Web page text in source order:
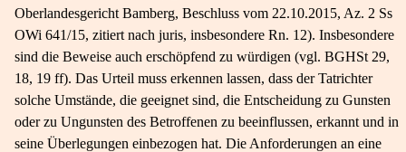
Oberlandesgericht Bamberg, Beschluss vom 22.10.2015, Az. 2 Ss
OWi 641/15, zitiert nach juris, insbesondere Rn. 12). Insbesondere
sind die Beweise auch erschöpfend zu würdigen (vgl. BGHSt 29,
18, 19 ff). Das Urteil muss erkennen lassen, dass der Tatrichter
solche Umstände, die geeignet sind, die Entscheidung zu Gunsten
oder zu Ungunsten des Betroffenen zu beeinflussen, erkannt und in
seine Überlegungen einbezogen hat. Die Anforderungen an eine